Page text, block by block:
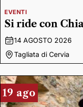
EVENTI
Si ride con
14 AGOSTO 2026
Tagliata di Cervia
19 ago